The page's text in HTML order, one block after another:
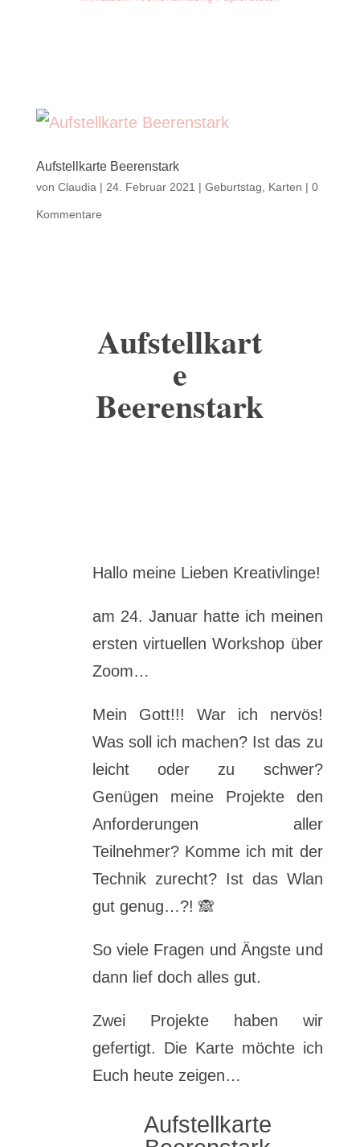
Aufstellkarte Beerenstark
von Claudia | 24. Februar 2021 | Geburtstag Karten | 0
Kommentare
Aufstellkart
e
Beerenstark
Hallo meine Lieben Kreativlinge!
am 24. Januar hatte ich meinen
ersten virtuellen Workshop über
Zoom…
Mein Gott!!! War ich nervös!
Was soll ich machen? Ist das zu
leicht oder zu schwer?
Genügen meine Projekte den
Anforderungen aller
Teilnehmer? Komme ich mit der
Technik zurecht? Ist das Wlan
gut genug…?! 🙈
So viele Fragen und Ängste und
dann lief doch alles gut.
Zwei Projekte haben wir
gefertigt. Die Karte möchte ich
Euch heute zeigen…
Aufstellkarte